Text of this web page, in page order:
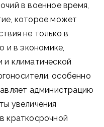
в военное время,
которое может
не только в
и в экономике,
и климатической
особенно
администрацию
увеличения
краткосрочной